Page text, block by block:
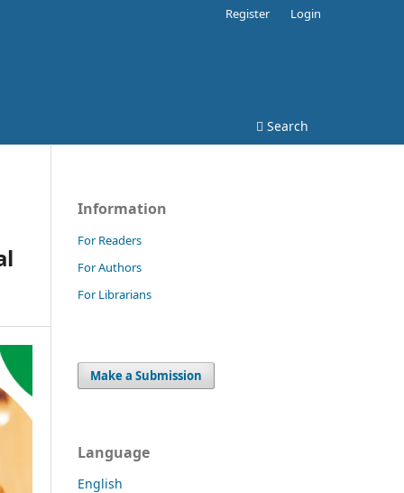
Search
Register Login
Information
For Readers
For Authors
For Librarians
Make a Submission
Language
English